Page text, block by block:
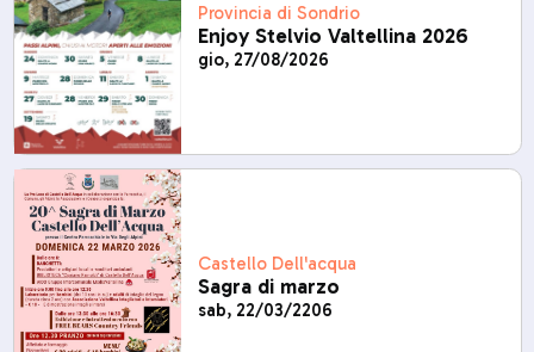
Provincia di Sondrio
Enjoy Stelvio Valtellina 2026
gio, 27/08/2026
Castello Dell'acqua
Sagra di marzo
sab, 22/03/2206